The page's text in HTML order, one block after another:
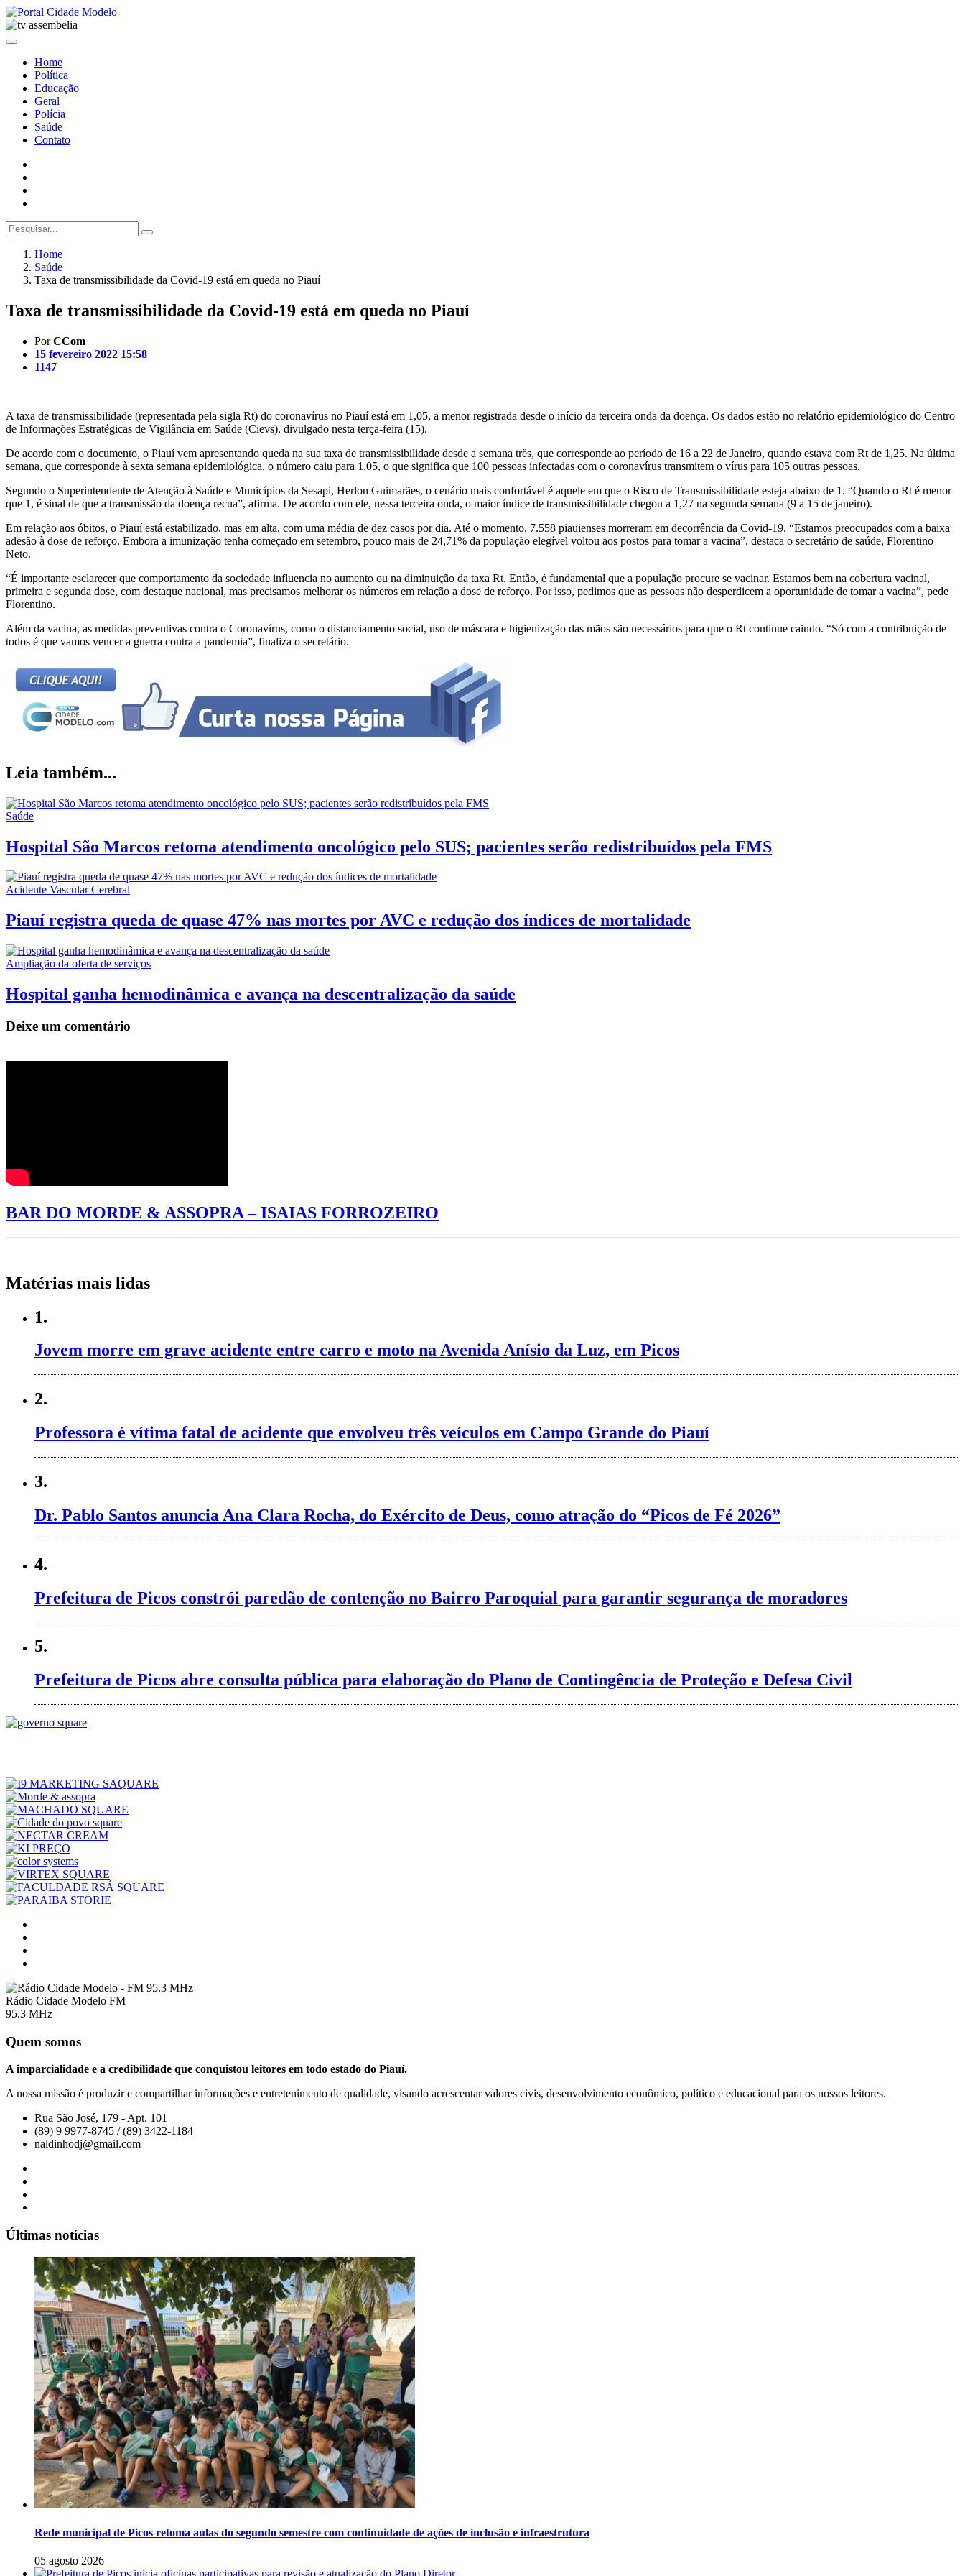
Home
Política
Educação
Geral
Polícia
Saúde
Contato
Home
Saúde
Taxa de transmissibilidade da Covid-19 está em queda no Piauí
Taxa de transmissibilidade da Covid-19 está em queda no Piauí
PorCCom
15 fevereiro 2022 15:58
1147
A taxa de transmissibilidade (representada pela sigla Rt) do coronavírus no Piauí está em 1,05, a menor registrada desde o início da terceira onda da doença. Os dados estão no relatório epidemiológico do Centro
de Informações Estratégicas de Vigilância em Saúde (Cievs), divulgado nesta terça-feira (15).
De acordo com o documento, o Piauí vem apresentando queda na sua taxa de transmissibilidade desde a semana três, que corresponde ao período de 16 a 22 de Janeiro, quando estava com Rt de 1,25. Na última
semana, que corresponde à sexta semana epidemiológica, o número caiu para 1,05, o que significa que 100 pessoas infectadas com o coronavírus transmitem o vírus para 105 outras pessoas.
Segundo o Superintendente de Atenção à Saúde e Municípios da Sesapi, Herlon Guimarães, o cenário mais confortável é aquele em que o Risco de Transmissibilidade esteja abaixo de 1. “Quando o Rt é menor
que 1, é sinal de que a transmissão da doença recua”, afirma. De acordo com ele, nessa terceira onda, o maior índice de transmissibilidade chegou a 1,27 na segunda semana (9 a 15 de janeiro).
Em relação aos óbitos, o Piauí está estabilizado, mas em alta, com uma média de dez casos por dia. Até o momento, 7.558 piauienses morreram em decorrência da Covid-19. “Estamos preocupados com a baixa
adesão à dose de reforço. Embora a imunização tenha começado em setembro, pouco mais de 24,71% da população elegível voltou aos postos para tomar a vacina”, destaca o secretário de saúde, Florentino
Neto.
“É importante esclarecer que comportamento da sociedade influencia no aumento ou na diminuição da taxa Rt. Então, é fundamental que a população procure se vacinar. Estamos bem na cobertura vacinal,
primeira e segunda dose, com destaque nacional, mas precisamos melhorar os números em relação a dose de reforço. Por isso, pedimos que as pessoas não desperdicem a oportunidade de tomar a vacina”, pede
Florentino.
Além da vacina, as medidas preventivas contra o Coronavírus, como o distanciamento social, uso de máscara e higienização das mãos são necessários para que o Rt continue caindo. “Só com a contribuição de
todos é que vamos vencer a guerra contra a pandemia”, finaliza o secretário.
Leia também...
Saúde
Hospital São Marcos retoma atendimento oncológico pelo SUS; pacientes serão redistribuídos pela FMS
Acidente Vascular Cerebral
Piauí registra queda de quase 47% nas mortes por AVC e redução dos índices de mortalidade
Ampliação da oferta de serviços
Hospital ganha hemodinâmica e avança na descentralização da saúde
Deixe um comentário
BAR DO MORDE & ASSOPRA – ISAIAS FORROZEIRO
Matérias mais lidas
1.
Jovem morre em grave acidente entre carro e moto na Avenida Anísio da Luz, em Picos
2.
Professora é vítima fatal de acidente que envolveu três veículos em Campo Grande do Piauí
3.
Dr. Pablo Santos anuncia Ana Clara Rocha, do Exército de Deus, como atração do “Picos de Fé 2026”
4.
Prefeitura de Picos constrói paredão de contenção no Bairro Paroquial para garantir segurança de moradores
5.
Prefeitura de Picos abre consulta pública para elaboração do Plano de Contingência de Proteção e Defesa Civil
Rádio Cidade Modelo FM
95.3 MHz
Quem somos
A imparcialidade e a credibilidade que conquistou leitores em todo estado do Piauí.
A nossa missão é produzir e compartilhar informações e entretenimento de qualidade, visando acrescentar valores civis, desenvolvimento econômico, político e educacional para os nossos leitores.
Rua São José, 179 - Apt. 101
(89) 9 9977-8745 / (89) 3422-1184
naldinhodj@gmail.com
Últimas notícias
Rede municipal de Picos retoma aulas do segundo semestre com continuidade de ações de inclusão e infraestrutura
05 agosto 2026